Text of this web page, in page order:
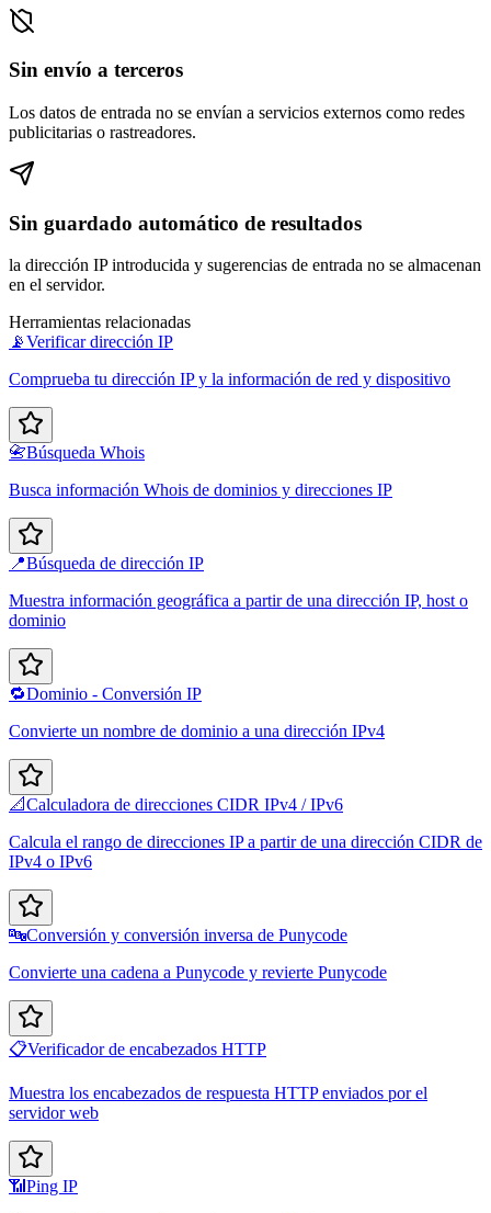
Sin envío a terceros
Los datos de entrada no se envían a servicios externos como redes
publicitarias o rastreadores.
Sin guardado automático de resultados
la dirección IP introducida y sugerencias de entrada no se almacenan
en el servidor.
Herramientas relacionadas
📡Verificar dirección IP
Comprueba tu dirección IP y la información de red y dispositivo
📇Búsqueda Whois
Busca información Whois de dominios y direcciones IP
📍Búsqueda de dirección IP
Muestra información geográfica a partir de una dirección IP, host o
dominio
🔁Dominio - Conversión IP
Convierte un nombre de dominio a una dirección IPv4
📐Calculadora de direcciones CIDR IPv4 / IPv6
Calcula el rango de direcciones IP a partir de una dirección CIDR de
IPv4 o IPv6
🔤Conversión y conversión inversa de Punycode
Convierte una cadena a Punycode y revierte Punycode
📋Verificador de encabezados HTTP
Muestra los encabezados de respuesta HTTP enviados por el
servidor web
📶 Ping IP